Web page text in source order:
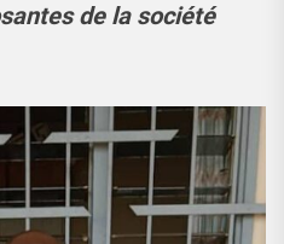
de la société